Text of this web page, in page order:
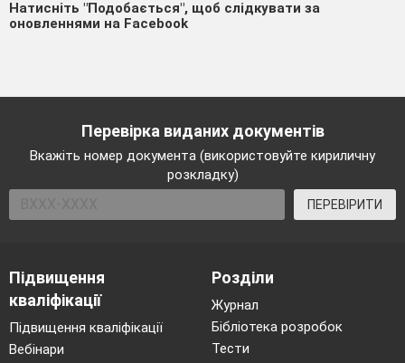
Натисніть "Подобається", щоб слідкувати за
оновленнями на Facebook
Перевірка виданих документів
Вкажіть номер документа (використовуйте кириличну
розкладку)
ПЕРЕВІРИТИ
Підвищення
кваліфікації
Підвищення кваліфікації
Вебінари
Розділи
Журнал
Бібліотека розробок
Тести